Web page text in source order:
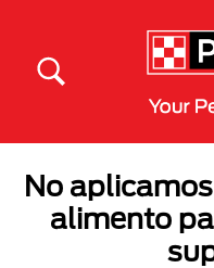
No
alimento